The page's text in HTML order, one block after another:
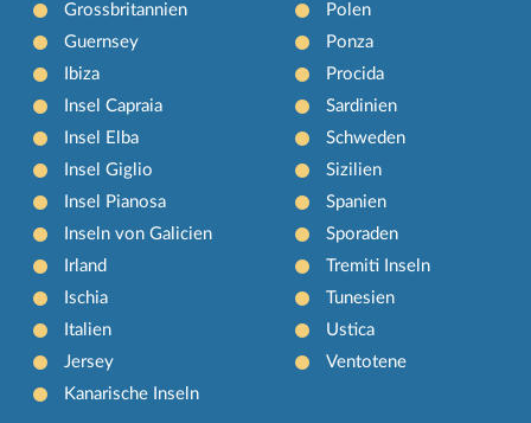
Grossbritannien
Guernsey
Ibiza
Insel Capraia
Insel Elba
Insel Giglio
Insel Pianosa
Inseln von Galicien
Irland
Ischia
Italien
Jersey
Kanarische Inseln
Polen
Ponza
Procida
Sardinien
Schweden
Sizilien
Spanien
Sporaden
Tremiti Inseln
Tunesien
Ustica
Ventotene